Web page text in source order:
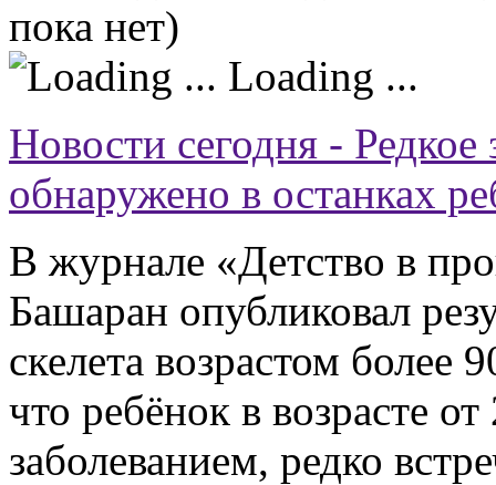
пока нет)
Loading ...
Новости сегодня -
обнаружено в останках
В журнале «Детство в
Башаран опубликовал
скелета возрастом более
что ребёнок в возрасте
заболеванием, редко